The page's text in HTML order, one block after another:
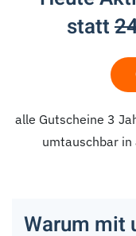
statt
alle Gutscheine 3
umtauschbar in
Warum mit